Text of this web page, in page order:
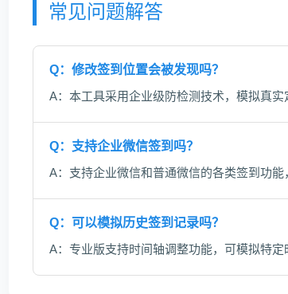
常见问题解答
Q：修改签到位置会被发现吗？
A：本工具采用企业级防检测技术，模拟真
Q：支持企业微信签到吗？
A：支持企业微信和普通微信的各类签到功
Q：可以模拟历史签到记录吗？
A：专业版支持时间轴调整功能，可模拟特